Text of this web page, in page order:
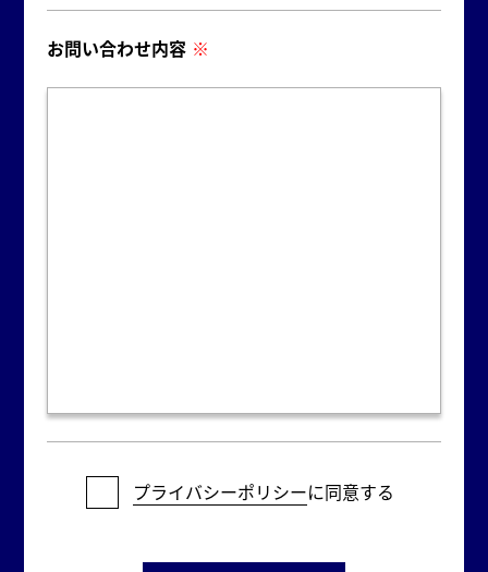
お問い合わせ内容 ※
プライバシーポリシーに同意する